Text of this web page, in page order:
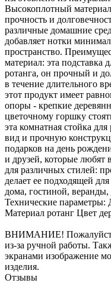
Высокоплотный
прочность и
различные домашние
добавляет нотки
пространство.
материал: эта подставка
ротанга, он прочный и
в течение длительного
этот продукт имеет
опоры - крепкие
цветочному горшку
эта комнатная стойка
вид и прочную
подарков на день
и друзей, которые любят
для различных стилей:
делает ее подходящей
дома, гостиной,
Технические
Материал ротанг Цвет
ВНИМАНИЕ! Пожалуйста,
из-за ручной работы.
экранами изображение
изделия.
Отзывы